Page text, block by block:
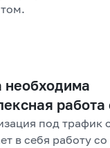
необходима
работа
под трафик
в себя работу